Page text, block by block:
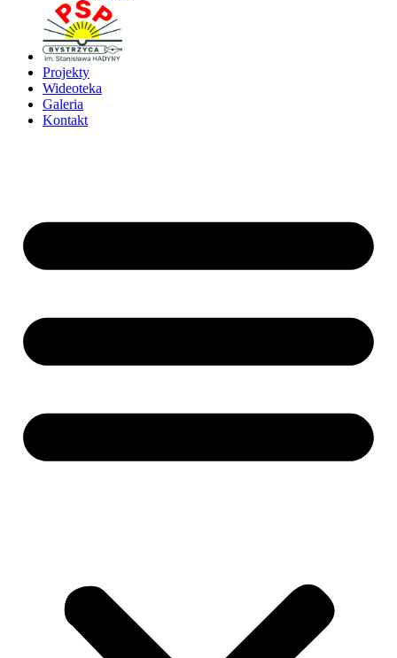
Projekty
Wideoteka
Galeria
Kontakt